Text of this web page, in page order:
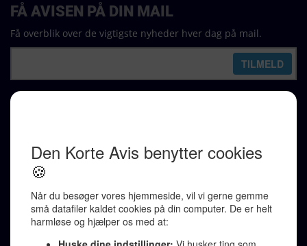
Karen Jespersen
Redaktionen kontaktes via mail til
redaktion@denkorteavis.dk
Telefonsvarer 20 30 10 96
Von Ostensgade 22, 2791 Dragør
LINKS
FÅ AVISEN PÅ DIN MAIL
Få overblik over de vigtigste nyheder hver dag på mail.